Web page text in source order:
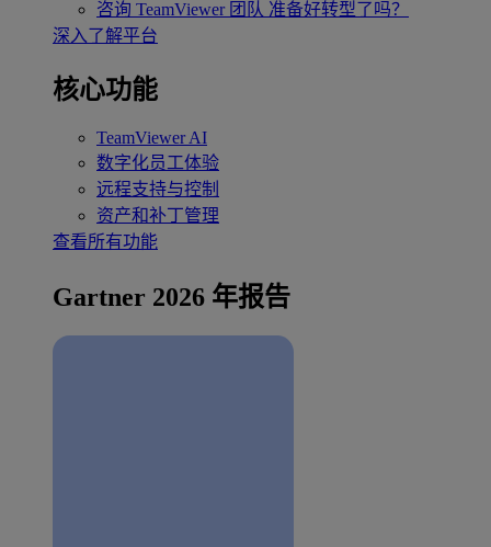
咨询 TeamViewer 团队 准备好转型了吗？
深入了解平台
核心功能
TeamViewer AI
数字化员工体验
远程支持与控制
资产和补丁管理
查看所有功能
Gartner 2026 年报告